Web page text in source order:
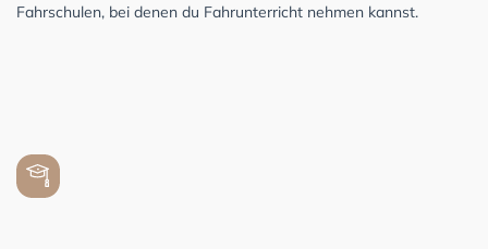
Fahrschulen, bei denen du Fahrunterricht nehmen kannst.